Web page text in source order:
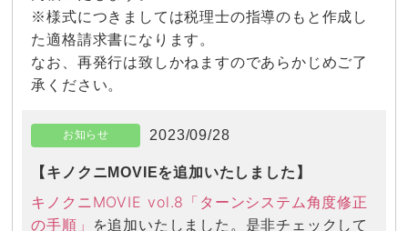
※様式につきましては税理士の指導のもと作成し
た適格請求書になります。
なお、再発行は致しかねますのであらかじめご了
承ください。
お知らせ 2023/09/28
【キノクニMOVIEを追加いたしました】
キノクニMOVIE vol.8「ターンシステム角度修正
の手順」
を追加いたしました。是非チェックして